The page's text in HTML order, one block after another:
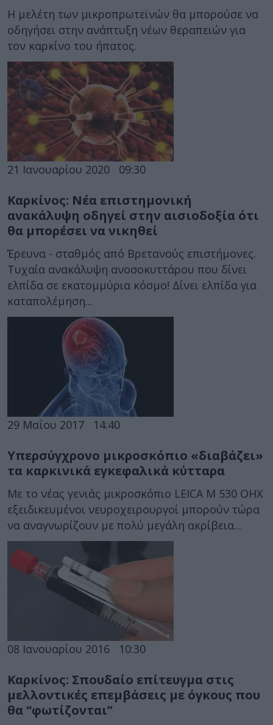
Η μελέτη των μικροπρωτεϊνών θα μπορούσε να
οδηγήσει στην ανάπτυξη νέων θεραπειών για
τον καρκίνο του ήπατος.
21 Ιανουαρίου 2020 09:30
Καρκίνος: Νέα επιστημονική
ανακάλυψη οδηγεί στην αισιοδοξία ότι
θα μπορέσει να νικηθεί
Έρευνα - σταθμός από Βρετανούς επιστήμονες.
Τυχαία ανακάλυψη ανοσοκυττάρου που δίνει
ελπίδα σε εκατομμύρια κόσμο! Δίνει ελπίδα για
καταπολέμηση...
29 Μαΐου 2017 14:40
Υπερσύγχρονο μικροσκόπιο «διαβάζει»
τα καρκινικά εγκεφαλικά κύτταρα
Με το νέας γενιάς μικροσκόπιο LEICA M 530 OHX
εξειδικευμένοι νευροχειρουργοί μπορούν τώρα
να αναγνωρίζουν με πολύ μεγάλη ακρίβεια...
08 Ιανουαρίου 2016 10:30
Καρκίνος: Σπουδαίο επίτευγμα στις
μελλοντικές επεμβάσεις με όγκους που
θα “φωτίζονται”